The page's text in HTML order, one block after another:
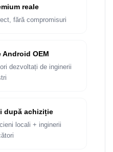
reale
fără compromisuri
OEM
dezvoltați de inginerii
după achiziție
locali + inginerii